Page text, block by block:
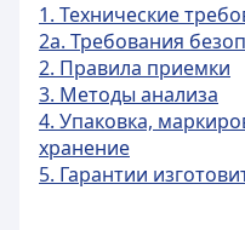
1. Технические
2а. Требования
2. Правила приемки
3. Методы анализа
4. Упаковка,
хранение
5. Гарантии